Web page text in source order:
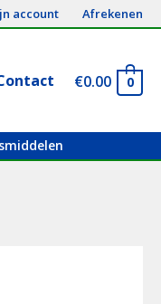
account Afrekenen
€0.00 0